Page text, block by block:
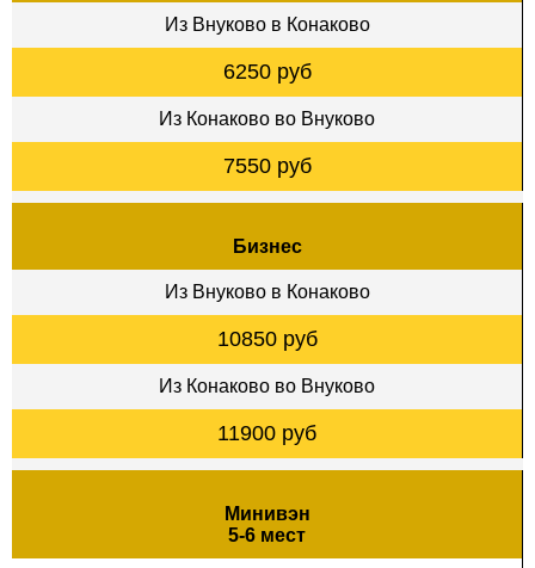
Из Внуково в Конаково
6250 руб
Из Конаково во Внуково
7550 руб
Бизнес
Из Внуково в Конаково
10850 руб
Из Конаково во Внуково
11900 руб
Минивэн
5-6 мест